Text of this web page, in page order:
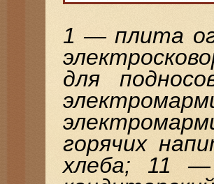
1 — плита
для
горячих
хлеба; 11